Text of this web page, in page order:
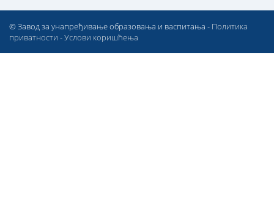
© Завод за унапређивање образовања и васпитања - Политика
приватности -Услови коришћења